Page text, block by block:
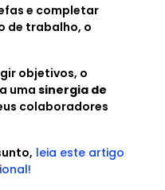
e completar
de trabalho, o
objetivos, o
uma sinergia de
colaboradores
leia este artigo